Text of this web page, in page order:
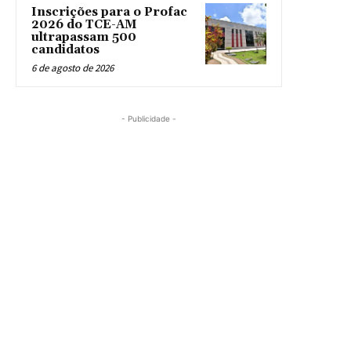
Inscrições para o Profac
2026 do TCE-AM
ultrapassam 500
candidatos
6 de agosto de 2026
- Publicidade -